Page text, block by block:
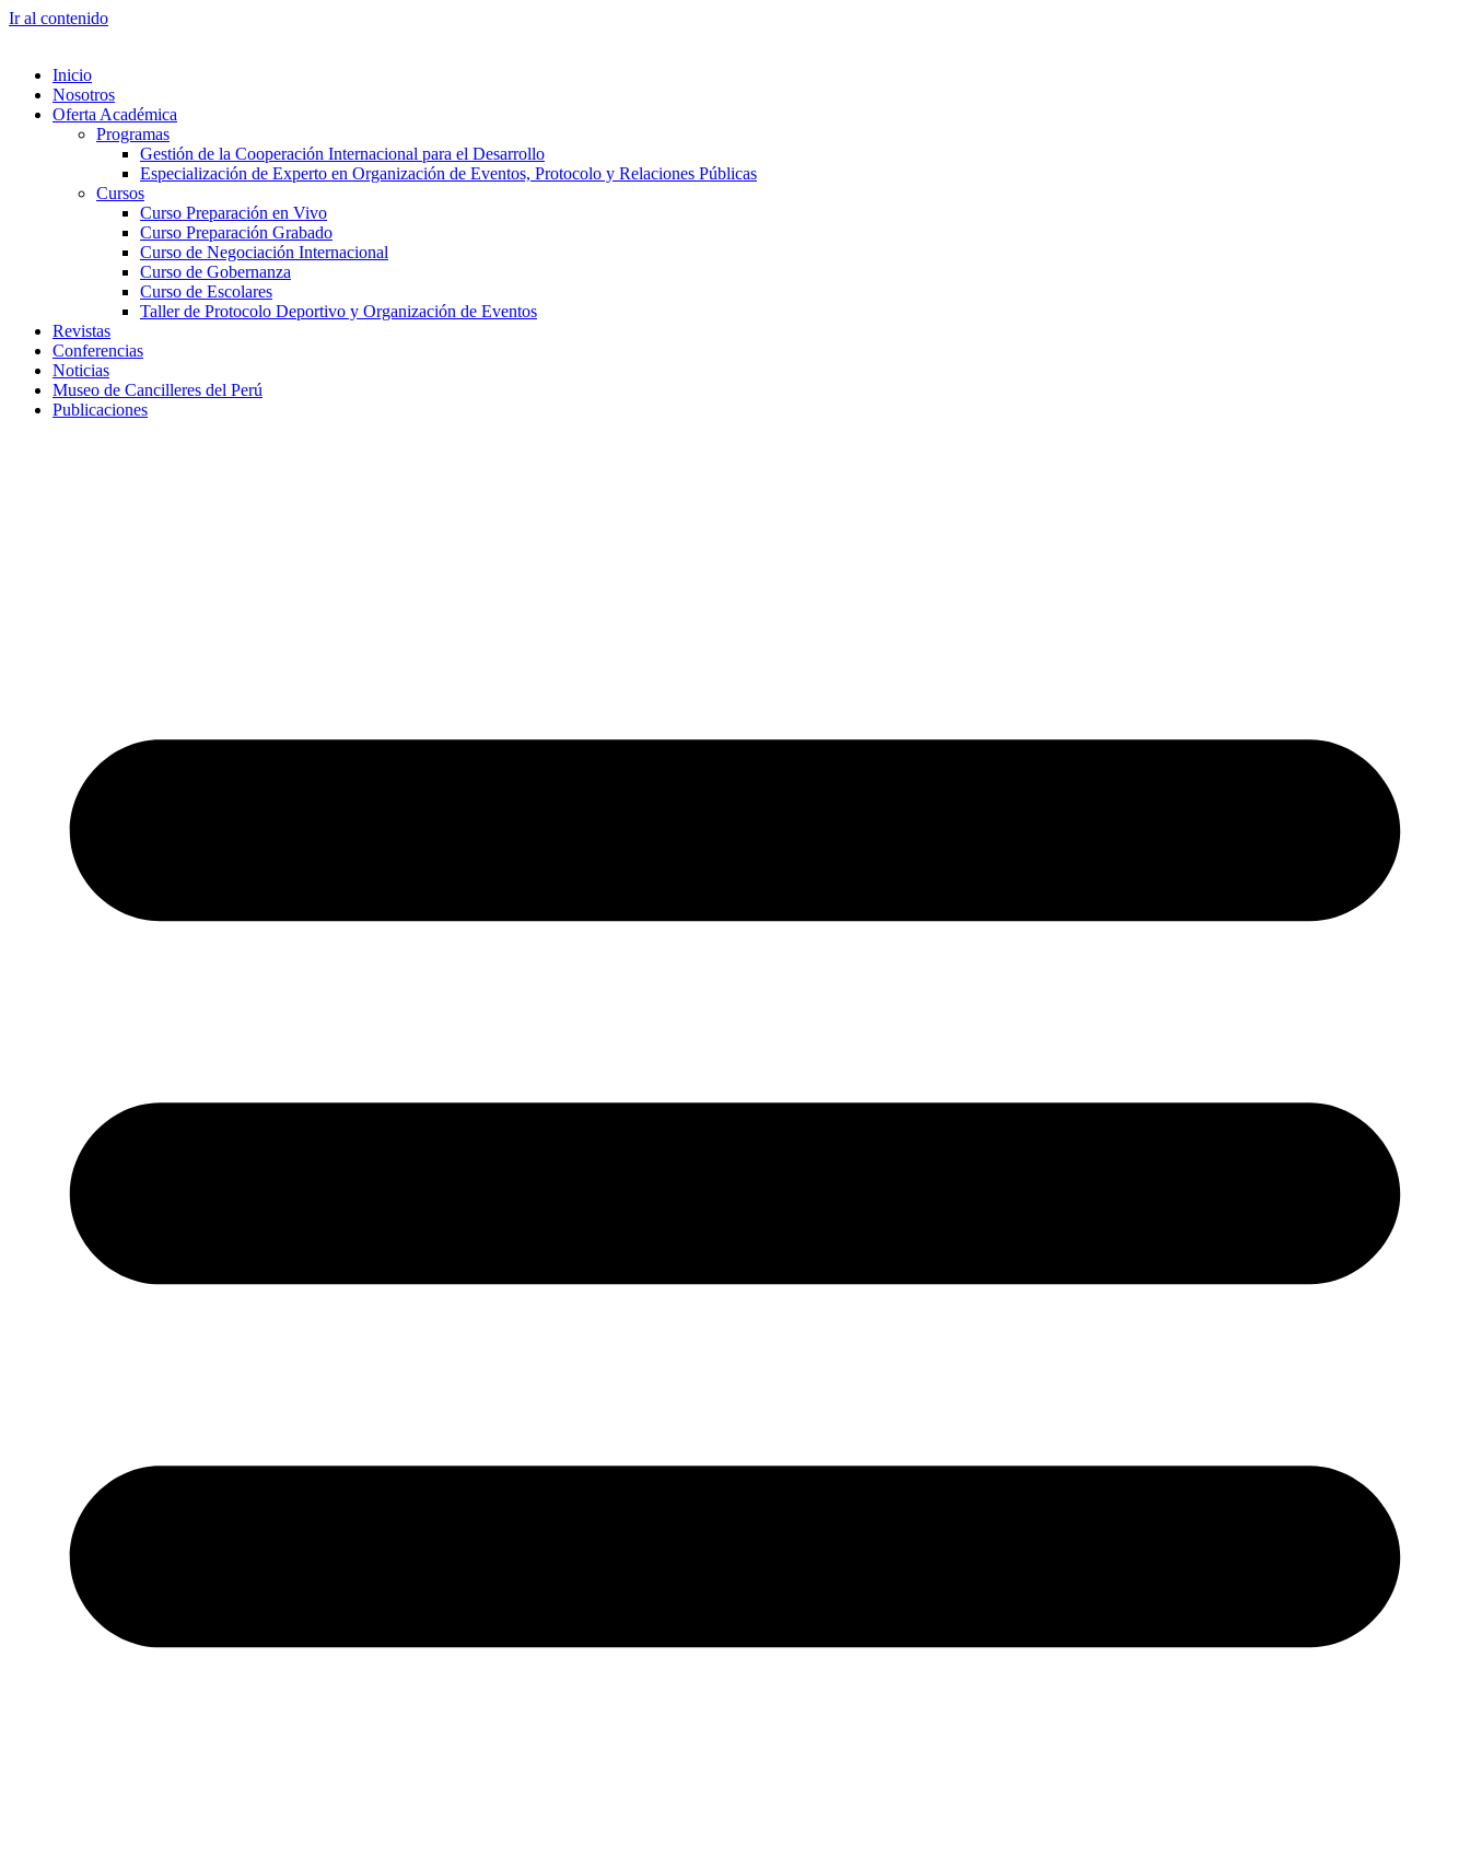
Ir al contenido
Inicio
Nosotros
Oferta Académica
Programas
Gestión de la Cooperación Internacional para el Desarrollo
Especialización de Experto en Organización de Eventos, Protocolo y Relaciones Públicas
Cursos
Curso Preparación en Vivo
Curso Preparación Grabado
Curso de Negociación Internacional
Curso de Gobernanza
Curso de Escolares
Taller de Protocolo Deportivo y Organización de Eventos
Revistas
Conferencias
Noticias
Museo de Cancilleres del Perú
Publicaciones